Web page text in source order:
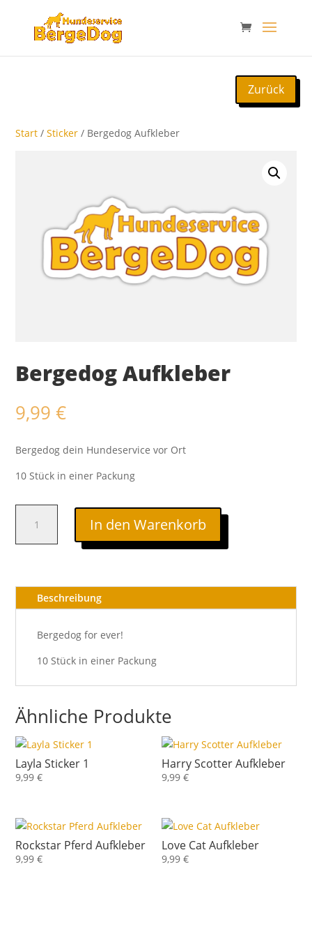
Zurück
Start /Sticker / Bergedog Aufkleber
Bergedog Aufkleber
9,99€
Bergedog dein Hundeservice vor Ort
10 Stück in einer Packung
Aufkleber
Menge
In den Warenkorb
Beschreibung
Bergedog for ever!
10 Stück in einer Packung
Ähnliche Produkte
Layla Sticker 1
9,99€
Harry Scotter Aufkleber
9,99€
Rockstar Pferd Aufkleber
9,99€
Love Cat Aufkleber
9,99€